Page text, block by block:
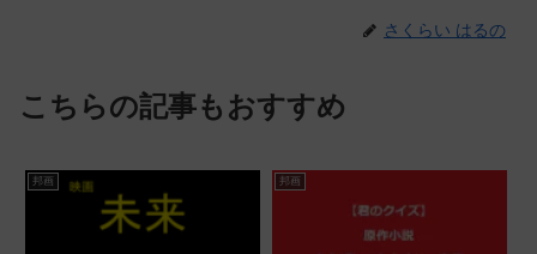
さくらい はるの
こちらの記事もおすすめ
邦画 邦画